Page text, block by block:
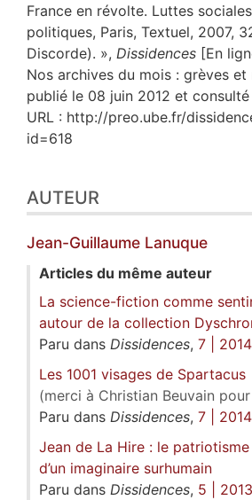
France en révolte. Luttes
politiques, Paris, Textuel, 2007,
Discorde). », Dissidences [En
Nos archives du mois : grèves et
publié le 08 juin 2012 et
URL : http://preo.ube.fr/
id=618
AUTEUR
Jean-Guillaume Lanuque
Articles du même auteur
La science-fiction comme
autour de la collection
Paru dans Dissidences, 7 | 2014
Les 1001 visages de Spartacus
(merci à Christian Beuvain
Paru dans Dissidences, 7 | 2014
Jean de La Hire : le
d’un imaginaire surhumain
Paru dans Dissidences, 5 | 2013